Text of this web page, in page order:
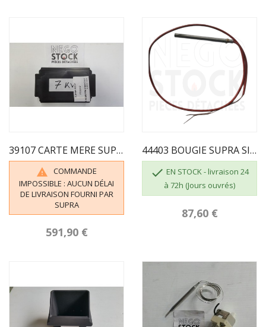
39107 CARTE MERE SUPRA CHARGEE SILVER 7 POUR...

COMMANDE
IMPOSSIBLE : AUCUN DÉLAI
DE LIVRAISON FOURNI PAR
SUPRA
591,90 €
44403 BOUGIE SUPRA SILVER
 EN STOCK - livraison 24
à 72h (Jours ouvrés)
87,60 €